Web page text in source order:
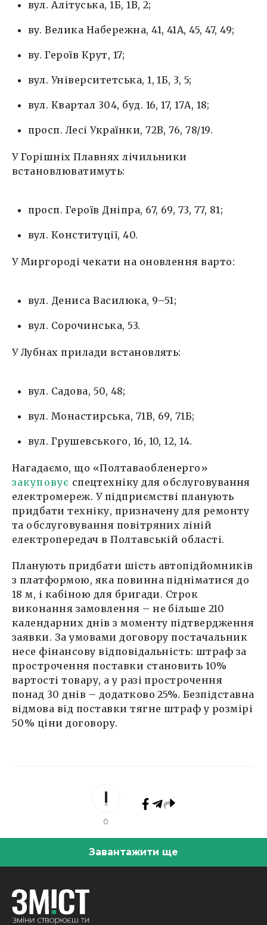
вул. Алітуська, 1Б, 1В, 2;
ву. Велика Набережна, 41, 41А, 45, 47, 49;
ву. Героїв Крут, 17;
вул. Університетська, 1, 1Б, 3, 5;
вул. Квартал 304, буд. 16, 17, 17А, 18;
просп. Лесі Українки, 72В, 76, 78/19.
У Горішніх Плавнях лічильники
встановлюватимуть:
просп. Героїв Дніпра, 67, 69, 73, 77, 81;
вул. Конституції, 40.
У Миргороді чекати на оновлення варто:
вул. Дениса Василюка, 9–51;
вул. Сорочинська, 53.
У Лубнах прилади встановлять:
вул. Садова, 50, 48;
вул. Монастирська, 71В, 69, 71Б;
вул. Грушевського, 16, 10, 12, 14.
Нагадаємо, що «Полтаваобленерго»
закуповує спецтехніку для обслуговування
електромереж. У підприємстві планують
придбати техніку, призначену для ремонту
та обслуговування повітряних ліній
електропередач в Полтавській області.
Планують придбати шість автопідйомників
з платформою, яка повинна підніматися до
18 м, і кабіною для бригади. Строк
виконання замовлення – не більше 210
календарних днів з моменту підтвердження
заявки. За умовами договору постачальник
несе фінансову відповідальність: штраф за
прострочення поставки становить 10%
вартості товару, а у разі прострочення
понад 30 днів – додатково 25%. Безпідставна
відмова від поставки тягне штраф у розмірі
50% ціни договору.
0
Завантажити ще